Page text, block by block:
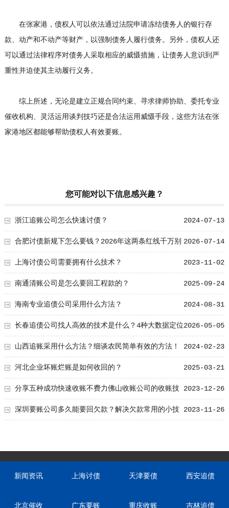
在张家港，债权人可以依法通过法院申请冻结债务人的银行存
款、动产和不动产等财产，以强制债务人履行债务。另外，债权人还
可以通过法律程序对债务人采取相应的威慑措施，让债务人意识到严
重性并迫使其主动履行义务。
综上所述，无论是建立正规合同约束、寻求律师协助、委托专业
催收机构、灵活运用谈判技巧还是合法运用威慑手段，这些方法在张
家港地区都能够帮助债权人有效要账。
您可能对以下信息感兴趣？
2024-07-13
浙江追账公司怎么快速讨债？
2026-07-14
合肥讨债新规下怎么要钱？2026年这两条红线千万别
碰！ 2023-11-02
上海讨债公司需要拥有什么技术？
2025-09-24
南通清账公司是怎么要回工程款的？
2024-08-31
海南专业追债公司采用什么方法？
2026-05-05
长春追债公司找人高效的技术是什么？4种大数据定位
方法 2024-02-23
山西追账采用什么方法？细谈农民简单有效的方法！
2025-03-21
河北企业坏账烂账是如何收回的？
2023-12-26
分享五种成功快速收账不费力佛山收账公司的收账技
巧 2023-11-26
深圳要账公司多久能要回欠款？解决欠款常用的小技
新闻资讯 上海讨债 天津要债 西安追债
北京催收 广东要账 重庆收账 吉林追债